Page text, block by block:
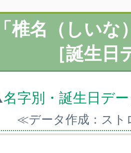
「椎名（しい
［誕生日
名字別・誕生日デ
≪データ作成：ス